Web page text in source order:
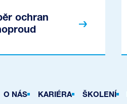
ochran
O NÁS KARIÉRA ŠKOLENÍ